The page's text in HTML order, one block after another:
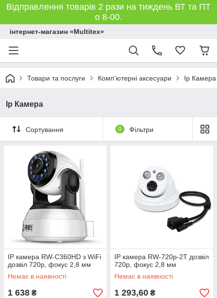
Відправлення товарів 2 рази на тиждень ВТ та ПТ
о 8-00.
інтернет-магазин «Multitex»
Товари та послуги Комп'ютерні аксесуари Ip Камера
Ip Камера
Сортування 0 Фільтри
IP камера RW-C360HD з WiFi
дозвіл 720p, фокус 2,8 мм
Немає в наявності
1 638 ₴
IP камера RW-720p-2T дозвіл
720p, фокус 2,8 мм
Немає в наявності
1 293,60 ₴